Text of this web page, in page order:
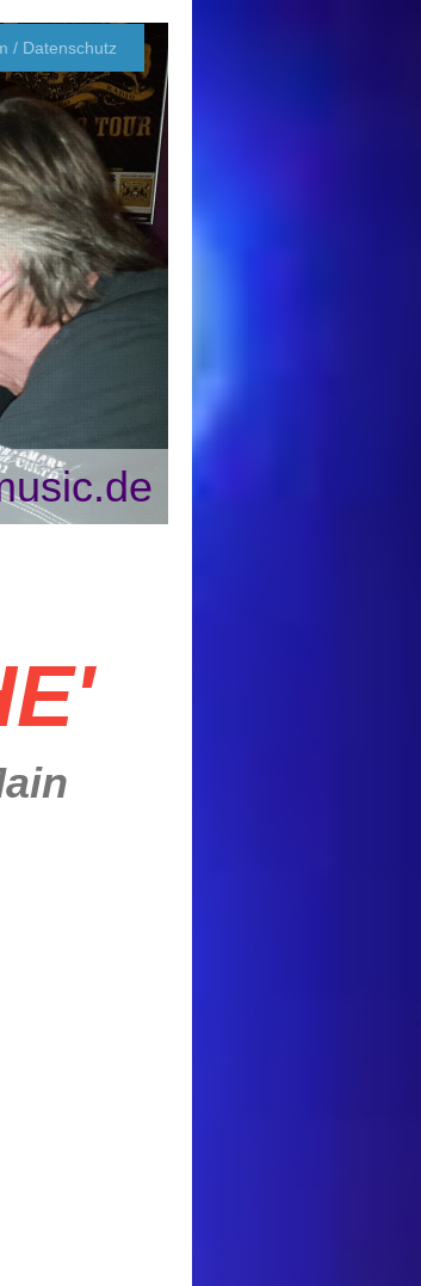
/ Datenschutz